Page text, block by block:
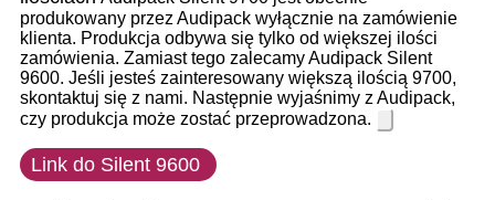
produkowany przez Audipack wyłącznie na zamówienie
klienta. Produkcja odbywa się tylko od większej ilości
zamówienia. Zamiast tego zalecamy Audipack Silent
9600. Jeśli jesteś zainteresowany większą ilością 9700,
skontaktuj się z nami. Następnie wyjaśnimy z Audipack,
czy produkcja może zostać przeprowadzona.
Link do Silent 9600